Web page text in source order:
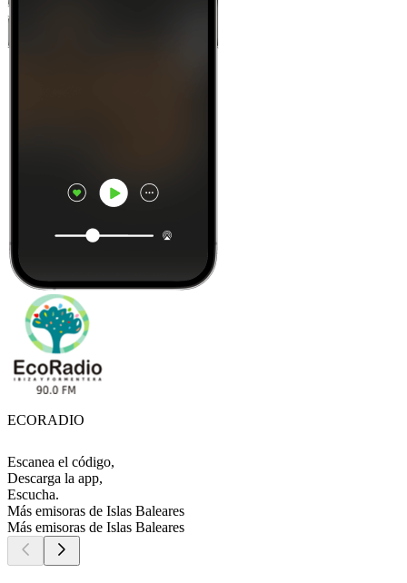
ECORADIO
Escanea el código,
Descarga la app,
Escucha.
Más emisoras de Islas Baleares
Más emisoras de Islas Baleares